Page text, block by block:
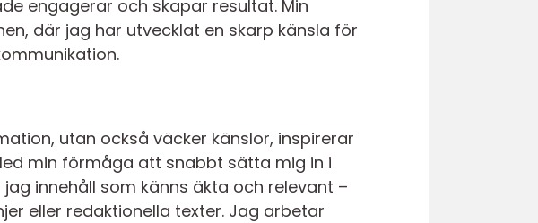
engagerar och skapar resultat. Min
där jag har utvecklat en skarp känsla för
utan också väcker känslor, inspirerar
min förmåga att snabbt sätta mig in i
innehåll som känns äkta och relevant –
eller redaktionella texter. Jag arbetar